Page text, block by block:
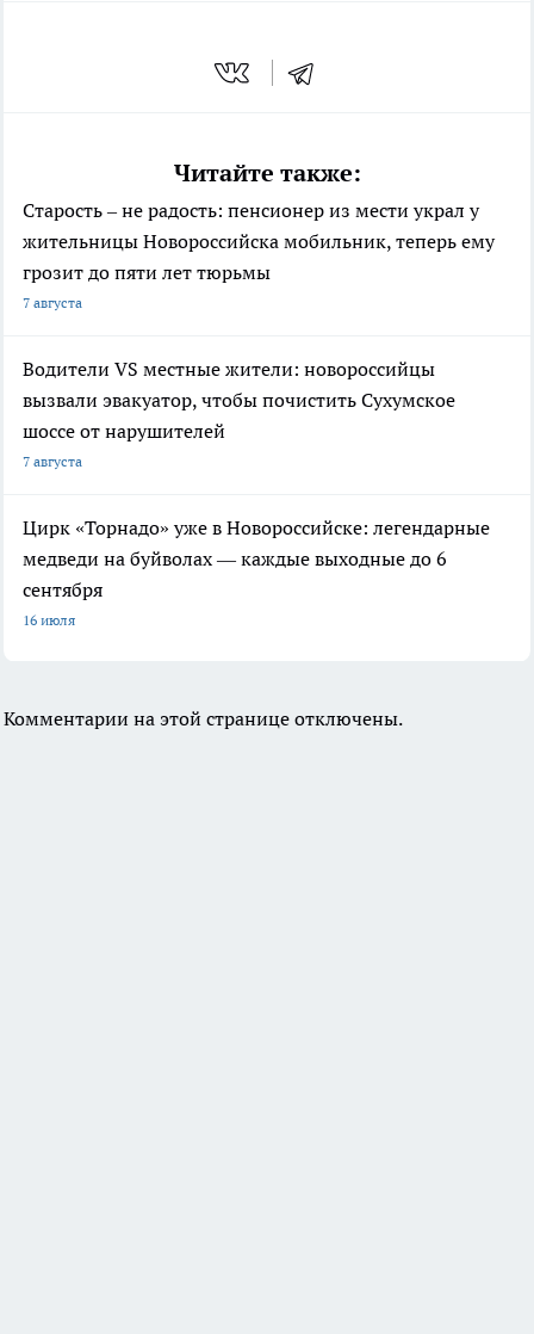
Читайте также:
Старость – не радость: пенсионер из мести украл у
жительницы Новороссийска мобильник, теперь ему
грозит до пяти лет тюрьмы
7 августа
Водители VS местные жители: новороссийцы
вызвали эвакуатор, чтобы почистить Сухумское
шоссе от нарушителей
7 августа
Цирк «Торнадо» уже в Новороссийске: легендарные
медведи на буйволах — каждые выходные до 6
сентября
16 июля
Комментарии на этой странице отключены.